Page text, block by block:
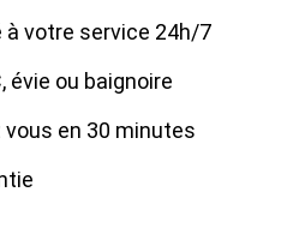
à votre service 24h/7
évie ou baignoire
en 30 minutes